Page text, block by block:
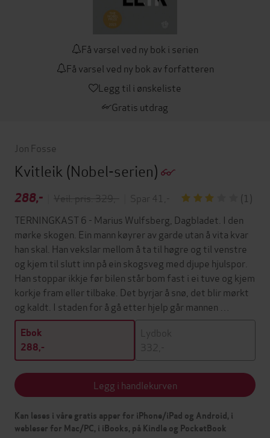
Få varsel ved ny bok i serien
Få varsel ved ny bok av forfatteren
Legg til i ønskeliste
Gratis utdrag
Jon Fosse
Kvitleik (Nobel-serien)
288,- Veil. pris: 329,- Spar 41,-
(1)
TERNINGKAST 6 - Marius Wulfsberg, Dagbladet. I den
mørke skogen. Ein mann køyrer av garde utan å vita kvar
han skal. Han vekslar mellom å ta til høgre og til venstre
og kjem til slutt inn på ein skogsveg med djupe hjulspor.
Han stoppar ikkje før bilen står bom fast i ei tuve og kjem
korkje fram eller tilbake. Det byrjar å snø, det blir mørkt
og kaldt. I staden for å gå etter hjelp går mannen …
Ebok
288,-
Lydbok
332,-
Legg i handlekurven
Kan leses i våre gratis apper for iPhone/iPad og Android, i
webleser for Mac/PC, i iBooks, på Kindle og PocketBook